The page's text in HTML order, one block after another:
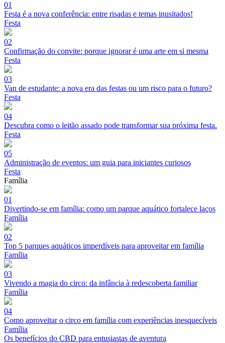
01
Festa é a nova conferência: entre risadas e temas inusitados!
Festa
02
Confirmação do convite: porque ignorar é uma arte em si mesma
Festa
03
Van de estudante: a nova era das festas ou um risco para o futuro?
Festa
04
Descubra como o leitão assado pode transformar sua próxima festa.
Festa
05
Administração de eventos: um guia para iniciantes curiosos
Festa
Família
01
Divertindo-se em família: como um parque aquático fortalece laços
Família
02
Top 5 parques aquáticos imperdíveis para aproveitar em família
Família
03
Vivendo a magia do circo: da infância à redescoberta familiar
Família
04
Como aproveitar o circo em família com experiências inesquecíveis
Família
Os benefícios do CBD para entusiastas de aventura